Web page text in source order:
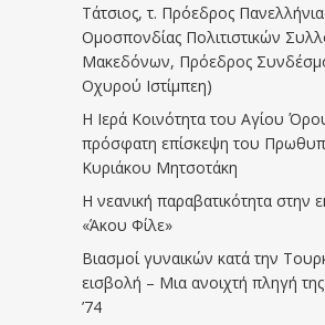
Τάτσιος, τ. Πρόεδρος
Ομοσπονδίας Πολιτιστικών
Μακεδόνων, Πρόεδρος
Οχυρού Ιστίμπεη)
Η Ιερά Κοινότητα του Αγίου
πρόσφατη επίσκεψη του
Κυριάκου Μητσοτάκη
Η νεανική παραβατικότητα στην
«Άκου Φίλε»
Βιασμοί γυναικών κατά την
εισβολή – Μια ανοιχτή πληγή
’74